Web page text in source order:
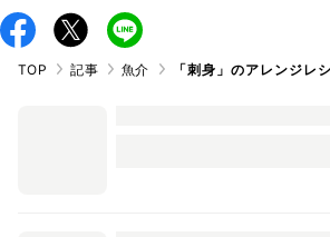
TOP 記事 魚介 「刺身」のアレンジレ